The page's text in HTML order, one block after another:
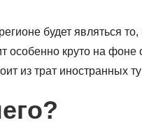
будет являться
особенно круто на
из трат иностранных